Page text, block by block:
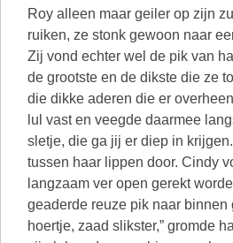
Roy alleen maar geiler op zijn
ruiken, ze stonk gewoon naar
Zij vond echter wel de pik van
de grootste en de dikste die ze
die dikke aderen die er
lul vast en veegde daarmee
sletje, die ga jij er diep in
tussen haar lippen door. Cindy
langzaam ver open gerekt
geaderde reuze pik naar binnen
hoertje, zaad slikster,” gromde